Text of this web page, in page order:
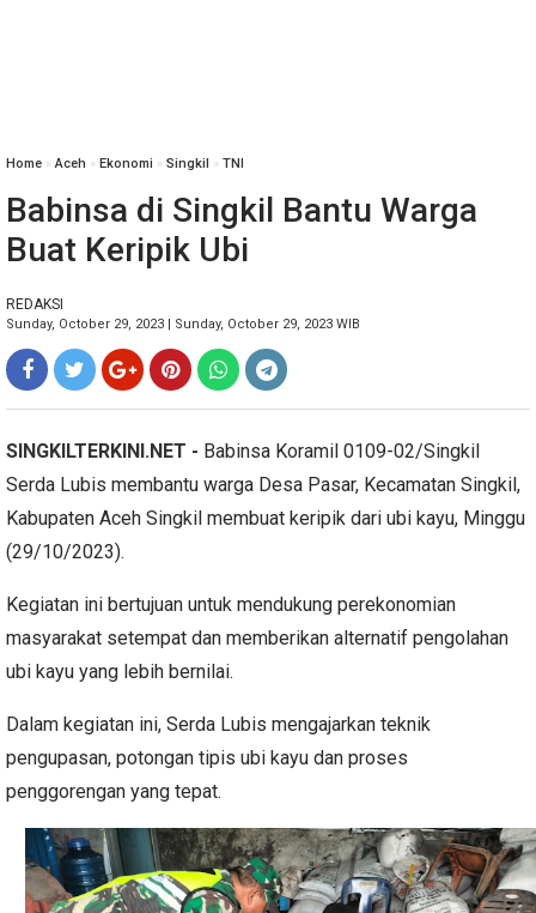
Home »Aceh » Ekonomi » Singkil » TNI
Babinsa di Singkil Bantu Warga
Buat Keripik Ubi
REDAKSI
Sunday, October 29, 2023 | Sunday, October 29, 2023 WIB
SINGKILTERKINI.NET - Babinsa Koramil 0109-02/Singkil
Serda Lubis membantu warga Desa Pasar, Kecamatan Singkil,
Kabupaten Aceh Singkil membuat keripik dari ubi kayu, Minggu
(29/10/2023).
Kegiatan ini bertujuan untuk mendukung perekonomian
masyarakat setempat dan memberikan alternatif pengolahan
ubi kayu yang lebih bernilai.
Dalam kegiatan ini, Serda Lubis mengajarkan teknik
pengupasan, potongan tipis ubi kayu dan proses
penggorengan yang tepat.